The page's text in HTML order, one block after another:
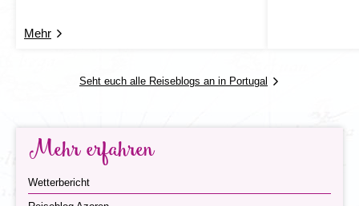
Mehr
Seht euch alle Reiseblogs an in Portugal
Mehr erfahren
Wetterbericht